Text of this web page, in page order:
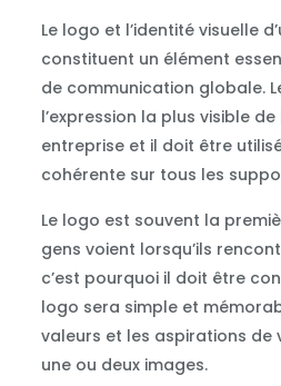
Le logo et l’identité visuelle
constituent un élément
de communication globale.
l’expression la plus visible de
entreprise et il doit être
cohérente sur tous les
Le logo est souvent la
gens voient lorsqu’ils
c’est pourquoi il doit être
logo sera simple et
valeurs et les aspirations de
une ou deux images.